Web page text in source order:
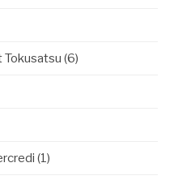
Tokusatsu (6)
(1)